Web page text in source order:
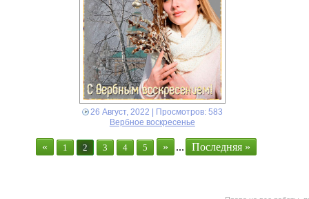
26 Август, 2022 | Просмотров: 583
Вербное воскресенье
« 1 2 3 4 5 » ... Последняя »